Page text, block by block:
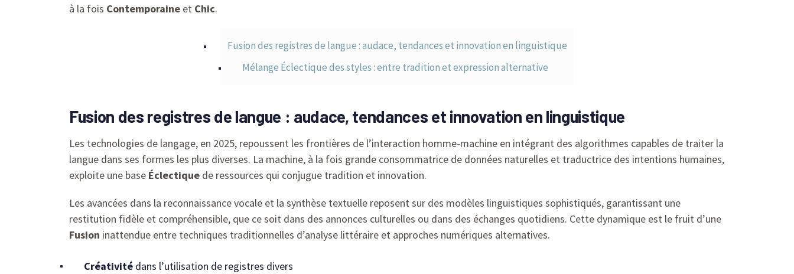
à la fois Contemporaine et Chic.
Fusion des registres de langue : audace, tendances et innovation en linguistique
Mélange Éclectique des styles : entre tradition et expression alternative
Fusion des registres de langue : audace, tendances et innovation en linguistique
Les technologies de langage, en 2025, repoussent les frontières de l’interaction homme-machine en intégrant des algorithmes capables de traiter la
langue dans ses formes les plus diverses. La machine, à la fois grande consommatrice de données naturelles et traductrice des intentions humaines,
exploite une base Éclectique de ressources qui conjugue tradition et innovation.
Les avancées dans la reconnaissance vocale et la synthèse textuelle reposent sur des modèles linguistiques sophistiqués, garantissant une
restitution fidèle et compréhensible, que ce soit dans des annonces culturelles ou dans des échanges quotidiens. Cette dynamique est le fruit d’une
Fusion inattendue entre techniques traditionnelles d’analyse littéraire et approches numériques alternatives.
Créativité dans l’utilisation de registres divers